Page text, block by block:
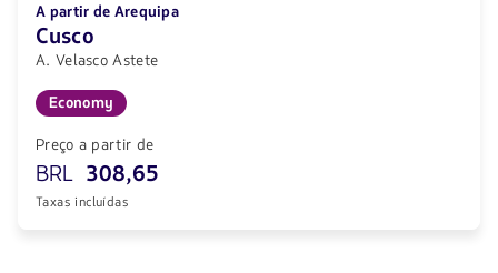
A partir de Arequipa
Cusco
A. Velasco Astete
Economy
Preço a partir de
BRL 308,65
Taxas incluídas